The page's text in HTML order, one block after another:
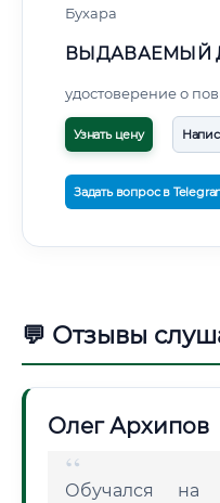
Бухара
ВЫДАВАЕМЫЙ
удостоверение о
Узнать цену
Задать вопрос в
💬 Отзывы
Олег Архипов
Обучался на